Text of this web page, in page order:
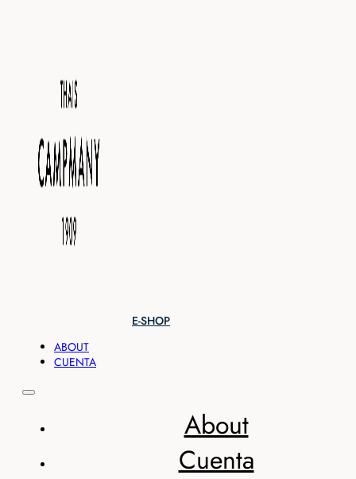
E-SHOP
ABOUT
CUENTA
About
Cuenta